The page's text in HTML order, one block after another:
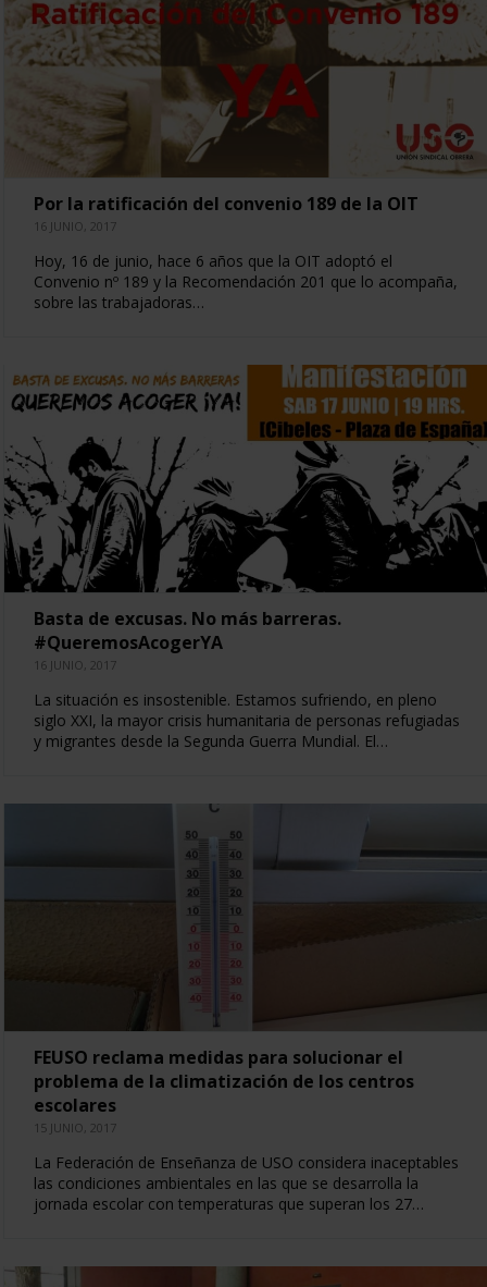
Por la ratificación del convenio 189 de la OIT
16 JUNIO, 2017
Hoy, 16 de junio, hace 6 años que la OIT adoptó el
Convenio nº 189 y la Recomendación 201 que lo acompaña,
sobre las trabajadoras…
Basta de excusas. No más barreras.
#QueremosAcogerYA
16 JUNIO, 2017
La situación es insostenible. Estamos sufriendo, en pleno
siglo XXI, la mayor crisis humanitaria de personas refugiadas
y migrantes desde la Segunda Guerra Mundial. El…
FEUSO reclama medidas para solucionar el
problema de la climatización de los centros
escolares
15 JUNIO, 2017
La Federación de Enseñanza de USO considera inaceptables
las condiciones ambientales en las que se desarrolla la
jornada escolar con temperaturas que superan los 27…